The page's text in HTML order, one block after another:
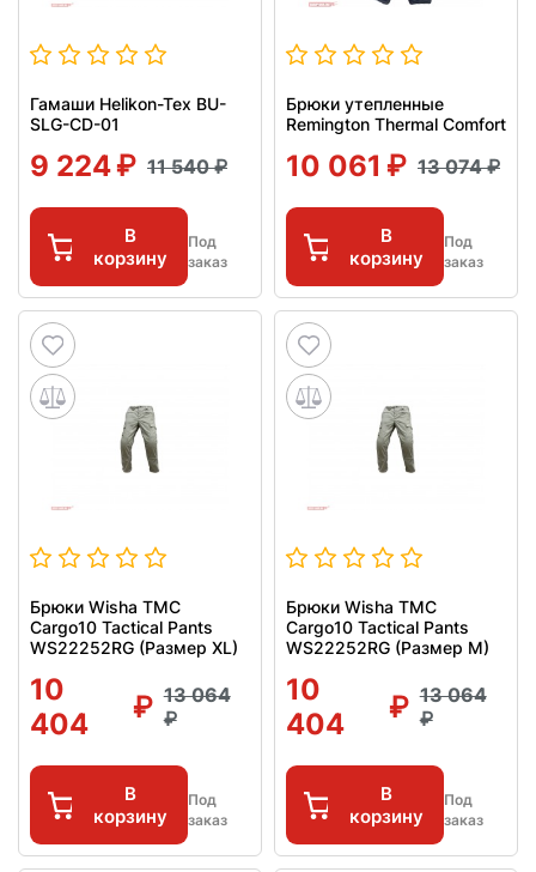
Гамаши Helikon-Tex BU-
SLG-CD-01
9 224 11 540
В
корзину
Под
заказ
Брюки утепленные
Remington Thermal Comfort
10 061 13 074
В
корзину
Под
заказ
Брюки Wisha TMC
Cargo10 Tactical Pants
WS22252RG (Размер XL)
10
404
13 064
В
корзину
Под
заказ
Брюки Wisha TMC
Cargo10 Tactical Pants
WS22252RG (Размер M)
10
404
13 064
В
корзину
Под
заказ